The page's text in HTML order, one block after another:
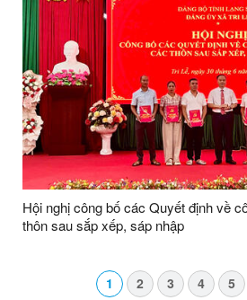
Hội nghị công bố các Quyết định về
thôn sau sắp xếp, sáp nhập
1 2 3 4 5